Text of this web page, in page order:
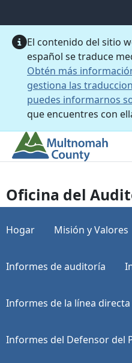
El contenido del sitio
español se traduce
Obtén más
gestiona las
puedes informarnos
que encuentres con
Oficina del
Hogar Misión y Valores
Informes de auditoría
Informes de la línea directa
Informes del Defensor del